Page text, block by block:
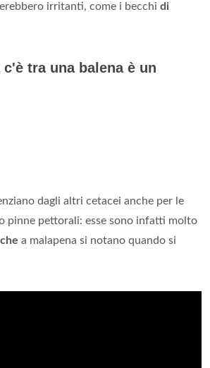
irritanti, come i becchi di
tra una balena è un
dagli altri cetacei anche per le
pinne pettorali: esse sono infatti molto
che a malapena si notano quando si